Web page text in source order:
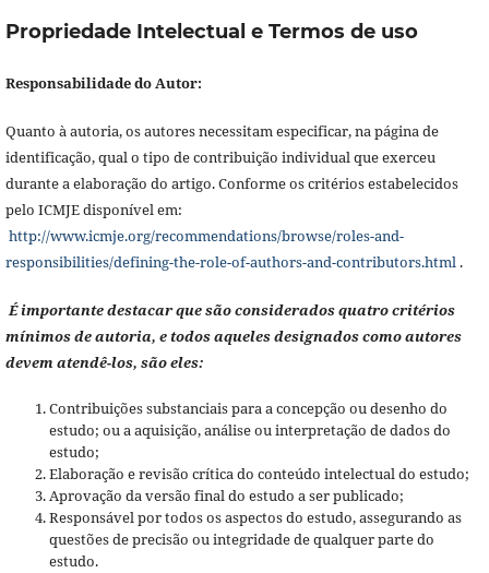
Propriedade Intelectual e Termos de uso
Responsabilidade do Autor:
Quanto à autoria, os autores necessitam especificar, na página de
identificação, qual o tipo de contribuição individual que exerceu
durante a elaboração do artigo. Conforme os critérios estabelecidos
pelo ICMJE disponível em:
http://www.icmje.org/recommendations/browse/roles-and-
responsibilities/defining-the-role-of-authors-and-contributors.html.
É importante destacar que são considerados quatro critérios
mínimos de autoria, e todos aqueles designados como autores
devem atendê-los, são eles:
Contribuições substanciais para a concepção ou desenho do
estudo; ou a aquisição, análise ou interpretação de dados do
estudo;
Elaboração e revisão crítica do conteúdo intelectual do estudo;
Aprovação da versão final do estudo a ser publicado;
Responsável por todos os aspectos do estudo, assegurando as
questões de precisão ou integridade de qualquer parte do
estudo.